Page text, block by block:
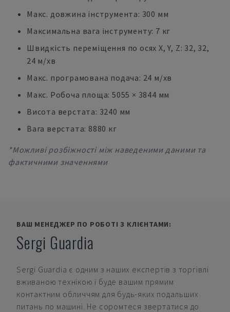
Макс. довжина інструмента: 300 мм
Максимальна вага інструменту: 7 кг
Швидкість переміщення по осях X, Y, Z: 32, 32,
24 м/хв
Макс. програмована подача: 24 м/хв
Макс. Робоча площа: 5055 × 3844 мм
Висота верстата: 3240 мм
Вага верстата: 8880 кг
*Можливі розбіжності між наведеними даними та
фактичними значеннями
ВАШ МЕНЕДЖЕР ПО РОБОТІ З КЛІЄНТАМИ:
Sergi Guardia
Sergi Guardia є одним з наших експертів з торгівлі
вживаною технікою і буде вашим прямим
контактним обличчям для будь-яких подальших
питань по машині. Не соромтеся звертатися до